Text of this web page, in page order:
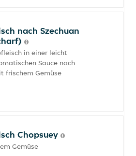
nach Szechuan
in einer leicht
Sauce nach
frischem Gemüse
Chopsuey
Gemüse